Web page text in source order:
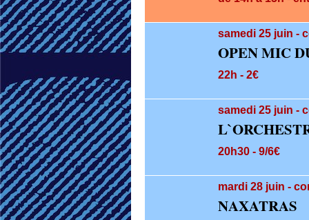
samedi 25 juin -
OPEN MIC
22h - 2€
samedi 25 juin -
20h30 - 9/6€
mardi 28 juin -